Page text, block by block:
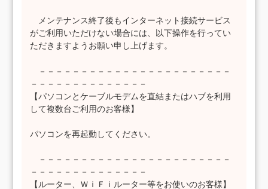
メンテナンス終了後もインターネット接続サービス
がご利用いただけない場合には、以下操作を行ってい
ただきますようお願い申し上げます。
－－－－－－－－－－－－－－－－－－－－－－－
－－－－－－－－－－－－－－
【パソコンとケーブルモデムを直結またはハブを利用
して複数台ご利用のお客様】
パソコンを再起動してください。
－－－－－－－－－－－－－－－－－－－－－－－
－－－－－－－－－－－－－－
【ルーター、ＷｉＦｉルーター等をお使いのお客様】